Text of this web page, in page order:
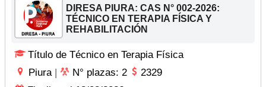
DIRESA PIURA: CAS N° 002-2026:
TÉCNICO EN TERAPIA FÍSICA Y
REHABILITACIÓN
Título de Técnico en Terapia Física
Piura | N° plazas: 2
2329